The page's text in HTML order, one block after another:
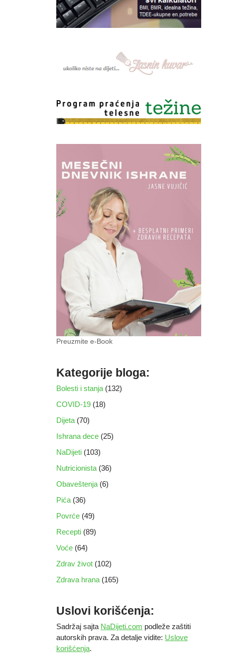
Preuzmite e-Book
Kategorije bloga:
Bolesti i stanja (132)
COVID-19 (18)
Dijeta (70)
Ishrana dece (25)
NaDijeti (103)
Nutricionista (36)
Obaveštenja (6)
Pića (36)
Povrće (49)
Recepti (89)
Voće (64)
Zdrav život (102)
Zdrava hrana (165)
Uslovi korišćenja:
Sadržaj sajta NaDijeti.com podleže zaštiti
autorskih prava. Za detalje vidite: Uslove
korišćenja.